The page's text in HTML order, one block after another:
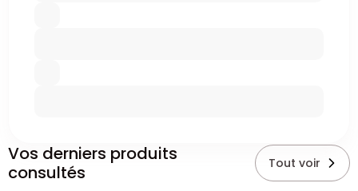
Vos derniers produits
consultés
Tout voir